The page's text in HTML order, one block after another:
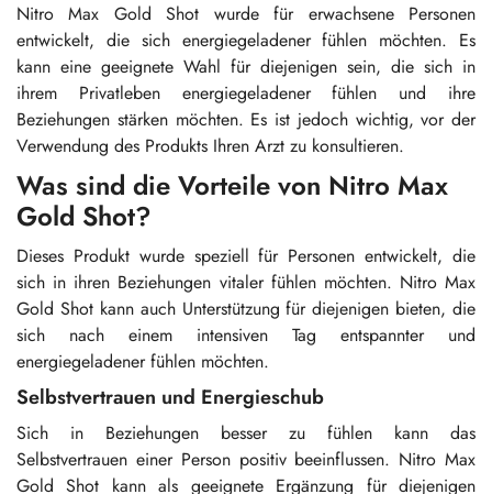
Nitro Max Gold Shot wurde für erwachsene Personen
entwickelt, die sich energiegeladener fühlen möchten. Es
kann eine geeignete Wahl für diejenigen sein, die sich in
ihrem Privatleben energiegeladener fühlen und ihre
Beziehungen stärken möchten. Es ist jedoch wichtig, vor der
Verwendung des Produkts Ihren Arzt zu konsultieren.
Was sind die Vorteile von Nitro Max
Gold Shot?
Dieses Produkt wurde speziell für Personen entwickelt, die
sich in ihren Beziehungen vitaler fühlen möchten. Nitro Max
Gold Shot kann auch Unterstützung für diejenigen bieten, die
sich nach einem intensiven Tag entspannter und
energiegeladener fühlen möchten.
Selbstvertrauen und Energieschub
Sich in Beziehungen besser zu fühlen kann das
Selbstvertrauen einer Person positiv beeinflussen. Nitro Max
Gold Shot kann als geeignete Ergänzung für diejenigen